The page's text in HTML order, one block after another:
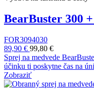
BearBuster 300
FOR3094030
89,90 € 99,80 €
Sprej na medvede
účinku ti poskytne čas na
Zobraziť